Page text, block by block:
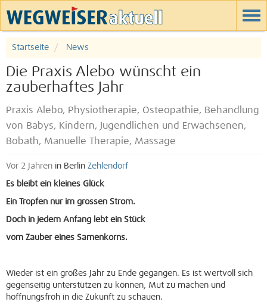
Startseite News
Die Praxis Alebo wünscht ein
zauberhaftes Jahr
Praxis Alebo, Physiotherapie, Osteopathie, Behandlung
von Babys, Kindern, Jugendlichen und Erwachsenen,
Bobath, Manuelle Therapie, Massage
Vor 2 Jahren in Berlin Zehlendorf
Es bleibt ein kleines Glück
Ein Tropfen nur im grossen Strom.
Doch in jedem Anfang lebt ein Stück
vom Zauber eines Samenkorns.
Wieder ist ein großes Jahr zu Ende gegangen. Es ist wertvoll sich
gegenseitig unterstützen zu können, Mut zu machen und
hoffnungsfroh in die Zukunft zu schauen.